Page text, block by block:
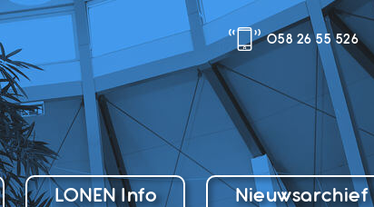
058 26 55 526
LONEN Info Nieuwsarchief